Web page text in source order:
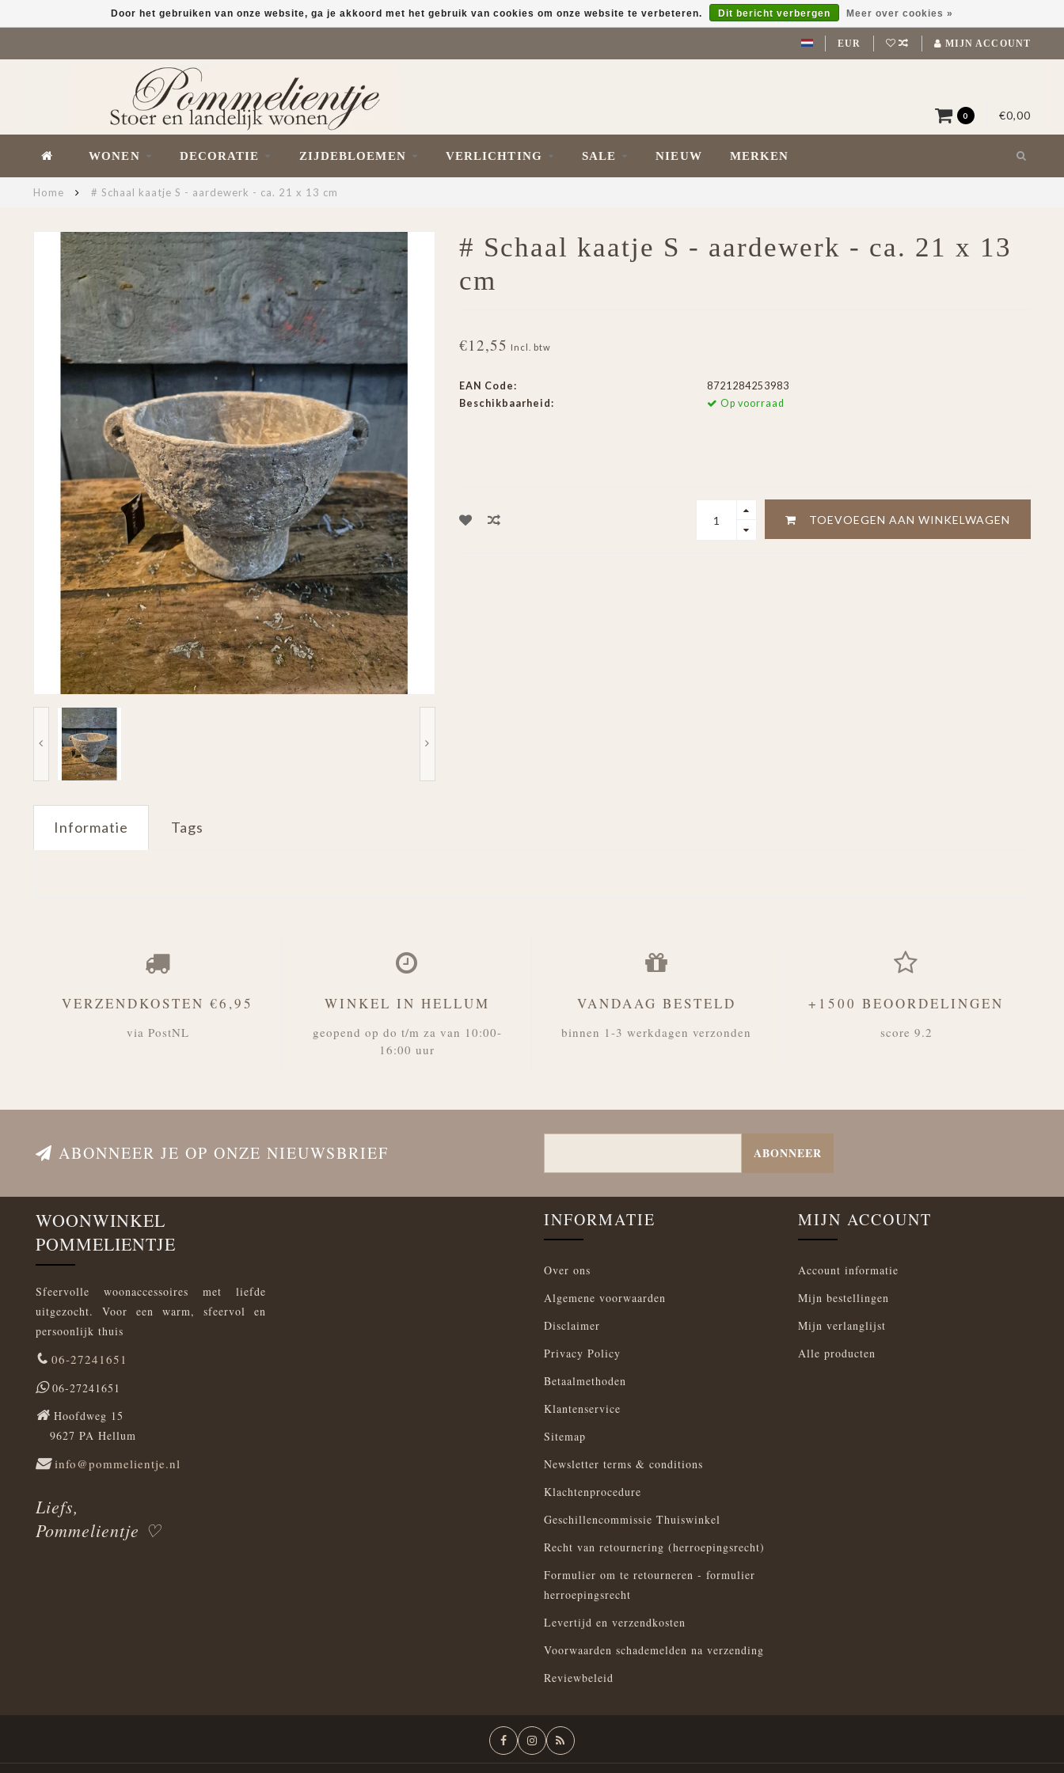
EUR MIJN ACCOUNT
0 €0,00
WONEN DECORATIE ZIJDEBLOEMEN VERLICHTING SALE NIEUW MERKEN
Home # Schaal kaatje S - aardewerk - ca. 21 x 13 cm
# Schaal kaatje S - aardewerk - ca. 21 x 13
cm
€12,55 Incl. btw
EAN Code:
8721284253983
Beschikbaarheid:
Op voorraad
TOEVOEGEN AAN WINKELWAGEN
Informatie Tags
Door het gebruiken van onze website, ga je akkoord met het gebruik van cookies om onze website te verbeteren. Dit bericht verbergen Meer over cookies »
VERZENDKOSTEN €6,95
via PostNL
WINKEL IN HELLUM
geopend op do t/m za van 10:00-
16:00 uur
VANDAAG BESTELD
binnen 1-3 werkdagen verzonden
+1500 BEOORDELINGEN
score 9.2
ABONNEER JE OP ONZE NIEUWSBRIEF ABONNEER
WOONWINKEL
POMMELIENTJE
Sfeervolle woonaccessoires met liefde
uitgezocht. Voor een warm, sfeervol en
persoonlijk thuis
06-27241651
06-27241651
Hoofdweg 15
9627 PA Hellum
info@pommelientje.nl
Liefs,
Pommelientje ♡
INFORMATIE
Over ons
Algemene voorwaarden
Disclaimer
Privacy Policy
Betaalmethoden
Klantenservice
Sitemap
Newsletter terms & conditions
Klachtenprocedure
Geschillencommissie Thuiswinkel
Recht van retournering (herroepingsrecht)
Formulier om te retourneren - formulier
herroepingsrecht
Levertijd en verzendkosten
Voorwaarden schademelden na verzending
Reviewbeleid
MIJN ACCOUNT
Account informatie
Mijn bestellingen
Mijn verlanglijst
Alle producten